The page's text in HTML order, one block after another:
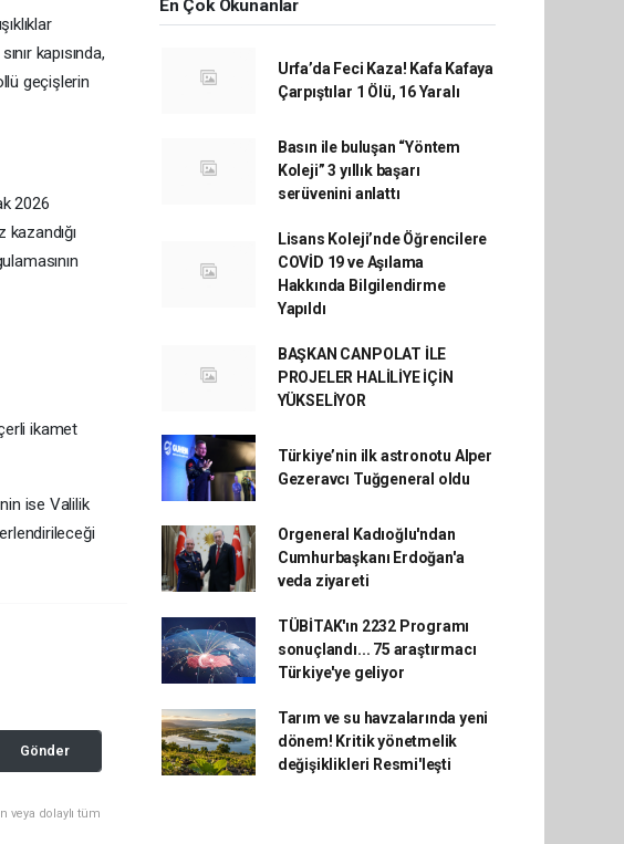
kapısında,
geçişlerin
2026
ikamet
ise Valilik
Gönder
veya dolaylı tüm
En Çok Okunanlar
Urfa’da Feci Kaza! Kafa Kafaya
Çarpıştılar 1 Ölü, 16 Yaralı
Basın ile buluşan “Yöntem
Koleji” 3 yıllık başarı
serüvenini anlattı
Lisans Koleji’nde Öğrencilere
COVİD 19 ve Aşılama
Hakkında Bilgilendirme
Yapıldı
BAŞKAN CANPOLAT İLE
PROJELER HALİLİYE İÇİN
YÜKSELİYOR
Türkiye’nin ilk astronotu Alper
Gezeravcı Tuğgeneral oldu
Orgeneral Kadıoğlu'ndan
Cumhurbaşkanı Erdoğan'a
veda ziyareti
TÜBİTAK'ın 2232 Programı
sonuçlandı... 75 araştırmacı
Türkiye'ye geliyor
Tarım ve su havzalarında yeni
dönem! Kritik yönetmelik
değişiklikleri Resmi'leşti